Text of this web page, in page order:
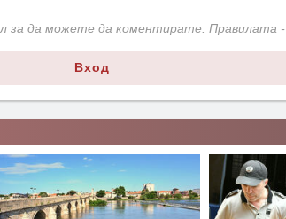
за да можете да коментирате. Правилата -
Вход